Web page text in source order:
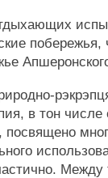
побережья,
в тон числе
посвящено
Между